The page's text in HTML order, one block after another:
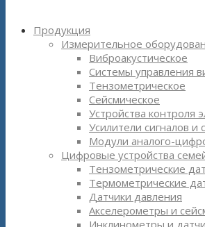
Продукция
Измерительное
Виброакустическое
Системы управления
Тензометрическое
Сейсмическое
Устройства контроля
Усилители сигналов и
Модули аналого-
Цифровые устройства
Тензометрические
Термометрические
Датчики давления
Акселерометры и
Инклинометры и